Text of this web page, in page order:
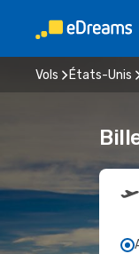
Vols États-Unis